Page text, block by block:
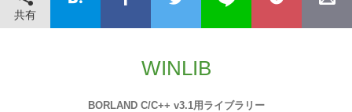
共有
WINLIB
BORLAND C/C++ v3.1用ライブラリー